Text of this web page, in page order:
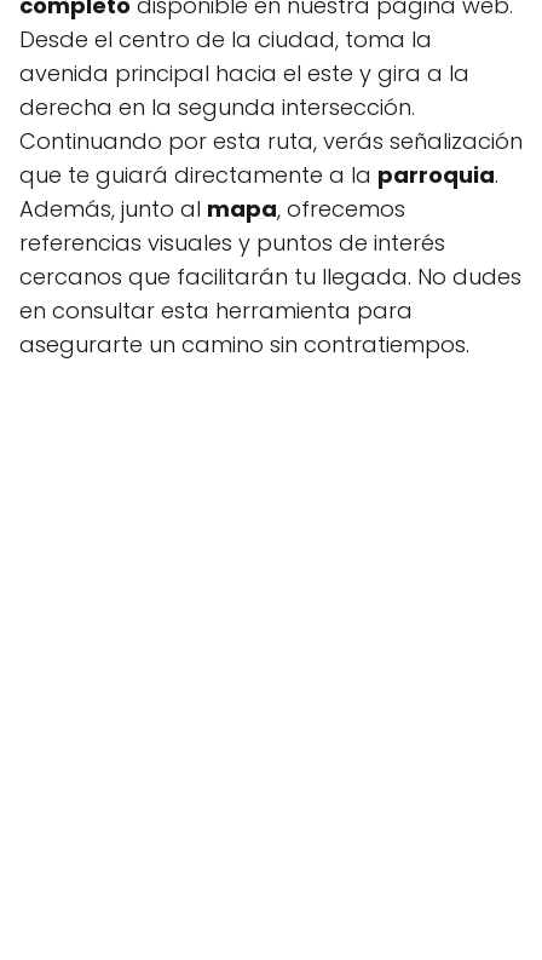
Desde el centro de la ciudad, toma la
avenida principal hacia el este y gira a la
derecha en la segunda intersección.
Continuando por esta ruta, verás señalización
que te guiará directamente a la parroquia.
Además, junto al mapa, ofrecemos
referencias visuales y puntos de interés
cercanos que facilitarán tu llegada. No dudes
en consultar esta herramienta para
asegurarte un camino sin contratiempos.